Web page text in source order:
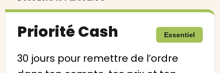
Priorité Cash Essentiel
30 jours pour remettre de l’ordre